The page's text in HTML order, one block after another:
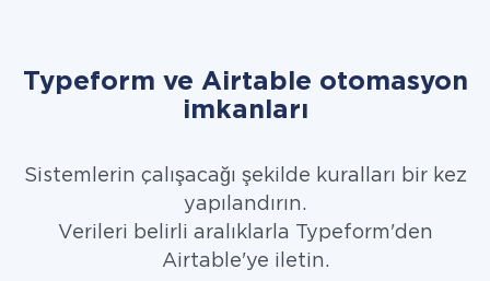
Typeform ve Airtable otomasyon
imkanları
Sistemlerin çalışacağı şekilde kuralları bir kez
yapılandırın.
Verileri belirli aralıklarla Typeform'den
Airtable'ye iletin.